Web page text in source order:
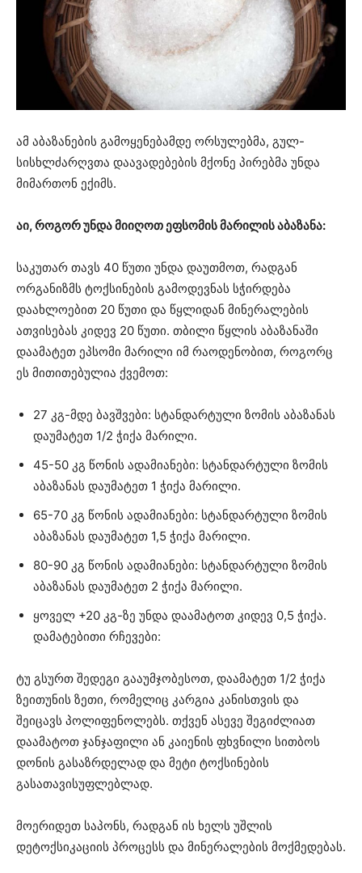
ამ აბაზანების გამოყენებამდე ორსულებმა, გულ-
სისხლძარღვთა დაავადებების მქონე პირებმა უნდა
მიმართონ ექიმს.
აი, როგორ უნდა მიიღოთ ეფსომის მარილის აბაზანა:
საკუთარ თავს 40 წუთი უნდა დაუთმოთ, რადგან
ორგანიზმს ტოქსინების გამოდევნას სჭირდება
დაახლოებით 20 წუთი და წყლიდან მინერალების
ათვისებას კიდევ 20 წუთი. თბილი წყლის აბაზანაში
დაამატეთ ეპსომი მარილი იმ რაოდენობით, როგორც
ეს მითითებულია ქვემოთ:
27 კგ-მდე ბავშვები: სტანდარტული ზომის აბაზანას
დაუმატეთ 1/2 ჭიქა მარილი.
45-50 კგ წონის ადამიანები: სტანდარტული ზომის
აბაზანას დაუმატეთ 1 ჭიქა მარილი.
65-70 კგ წონის ადამიანები: სტანდარტული ზომის
აბაზანას დაუმატეთ 1,5 ჭიქა მარილი.
80-90 კგ წონის ადამიანები: სტანდარტული ზომის
აბაზანას დაუმატეთ 2 ჭიქა მარილი.
ყოველ +20 კგ-ზე უნდა დაამატოთ კიდევ 0,5 ჭიქა.
დამატებითი რჩევები:
ტუ გსურთ შედეგი გააუმჯობესოთ, დაამატეთ 1/2 ჭიქა
ზეითუნის ზეთი, რომელიც კარგია კანისთვის და
შეიცავს პოლიფენოლებს. თქვენ ასევე შეგიძლიათ
დაამატოთ ჯანჯაფილი ან კაიენის ფხვნილი სითბოს
დონის გასაზრდელად და მეტი ტოქსინების
გასათავისუფლებლად.
მოერიდეთ საპონს, რადგან ის ხელს უშლის
დეტოქსიკაციის პროცესს და მინერალების მოქმედებას.